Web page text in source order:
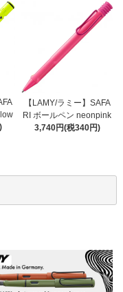
【LAMY/ラミー】SAFA
RI ボールペン neonpink
3,740円(税340円)